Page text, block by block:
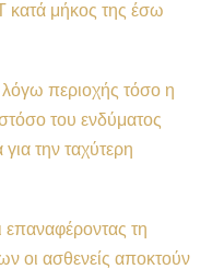
κατά μήκος της έσω
λόγω περιοχής τόσο η
του ενδύματος
για την ταχύτερη
τη
οι ασθενείς αποκτούν